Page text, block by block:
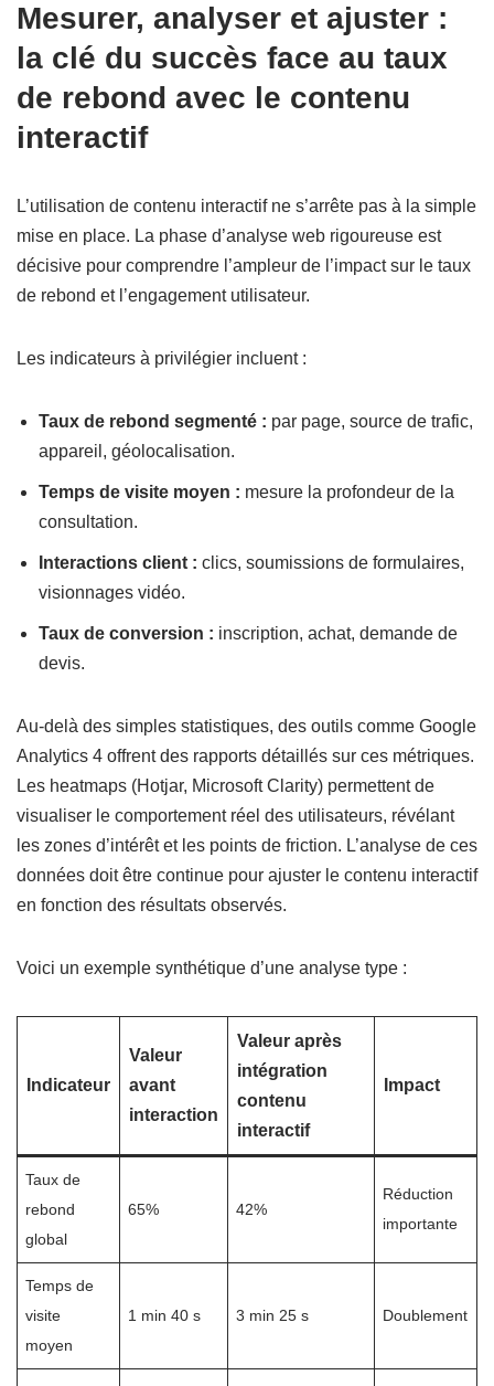
Mesurer, analyser et ajuster :
la clé du succès face au taux
de rebond avec le contenu
interactif
L’utilisation de contenu interactif ne s’arrête pas à la simple
mise en place. La phase d’analyse web rigoureuse est
décisive pour comprendre l’ampleur de l’impact sur le taux
de rebond et l’engagement utilisateur.
Les indicateurs à privilégier incluent :
Taux de rebond segmenté : par page, source de trafic,
appareil, géolocalisation.
Temps de visite moyen : mesure la profondeur de la
consultation.
Interactions client : clics, soumissions de formulaires,
visionnages vidéo.
Taux de conversion : inscription, achat, demande de
devis.
Au-delà des simples statistiques, des outils comme Google
Analytics 4 offrent des rapports détaillés sur ces métriques.
Les heatmaps (Hotjar, Microsoft Clarity) permettent de
visualiser le comportement réel des utilisateurs, révélant
les zones d’intérêt et les points de friction. L’analyse de ces
données doit être continue pour ajuster le contenu interactif
en fonction des résultats observés.
Voici un exemple synthétique d’une analyse type :
Indicateur
Valeur
avant
interaction
Valeur après
intégration
contenu
interactif
Impact
Taux de
rebond
global
65% 42%
Réduction
importante
Temps de
visite
moyen
1 min 40 s 3 min 25 s Doublement